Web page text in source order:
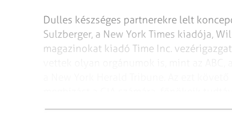
Dulles készséges partnerekre lelt
Sulzberger, a New York Times kiadója,
magazinokat kiadó Time Inc.
alkalmazottakat vettek fel, hogy álcát